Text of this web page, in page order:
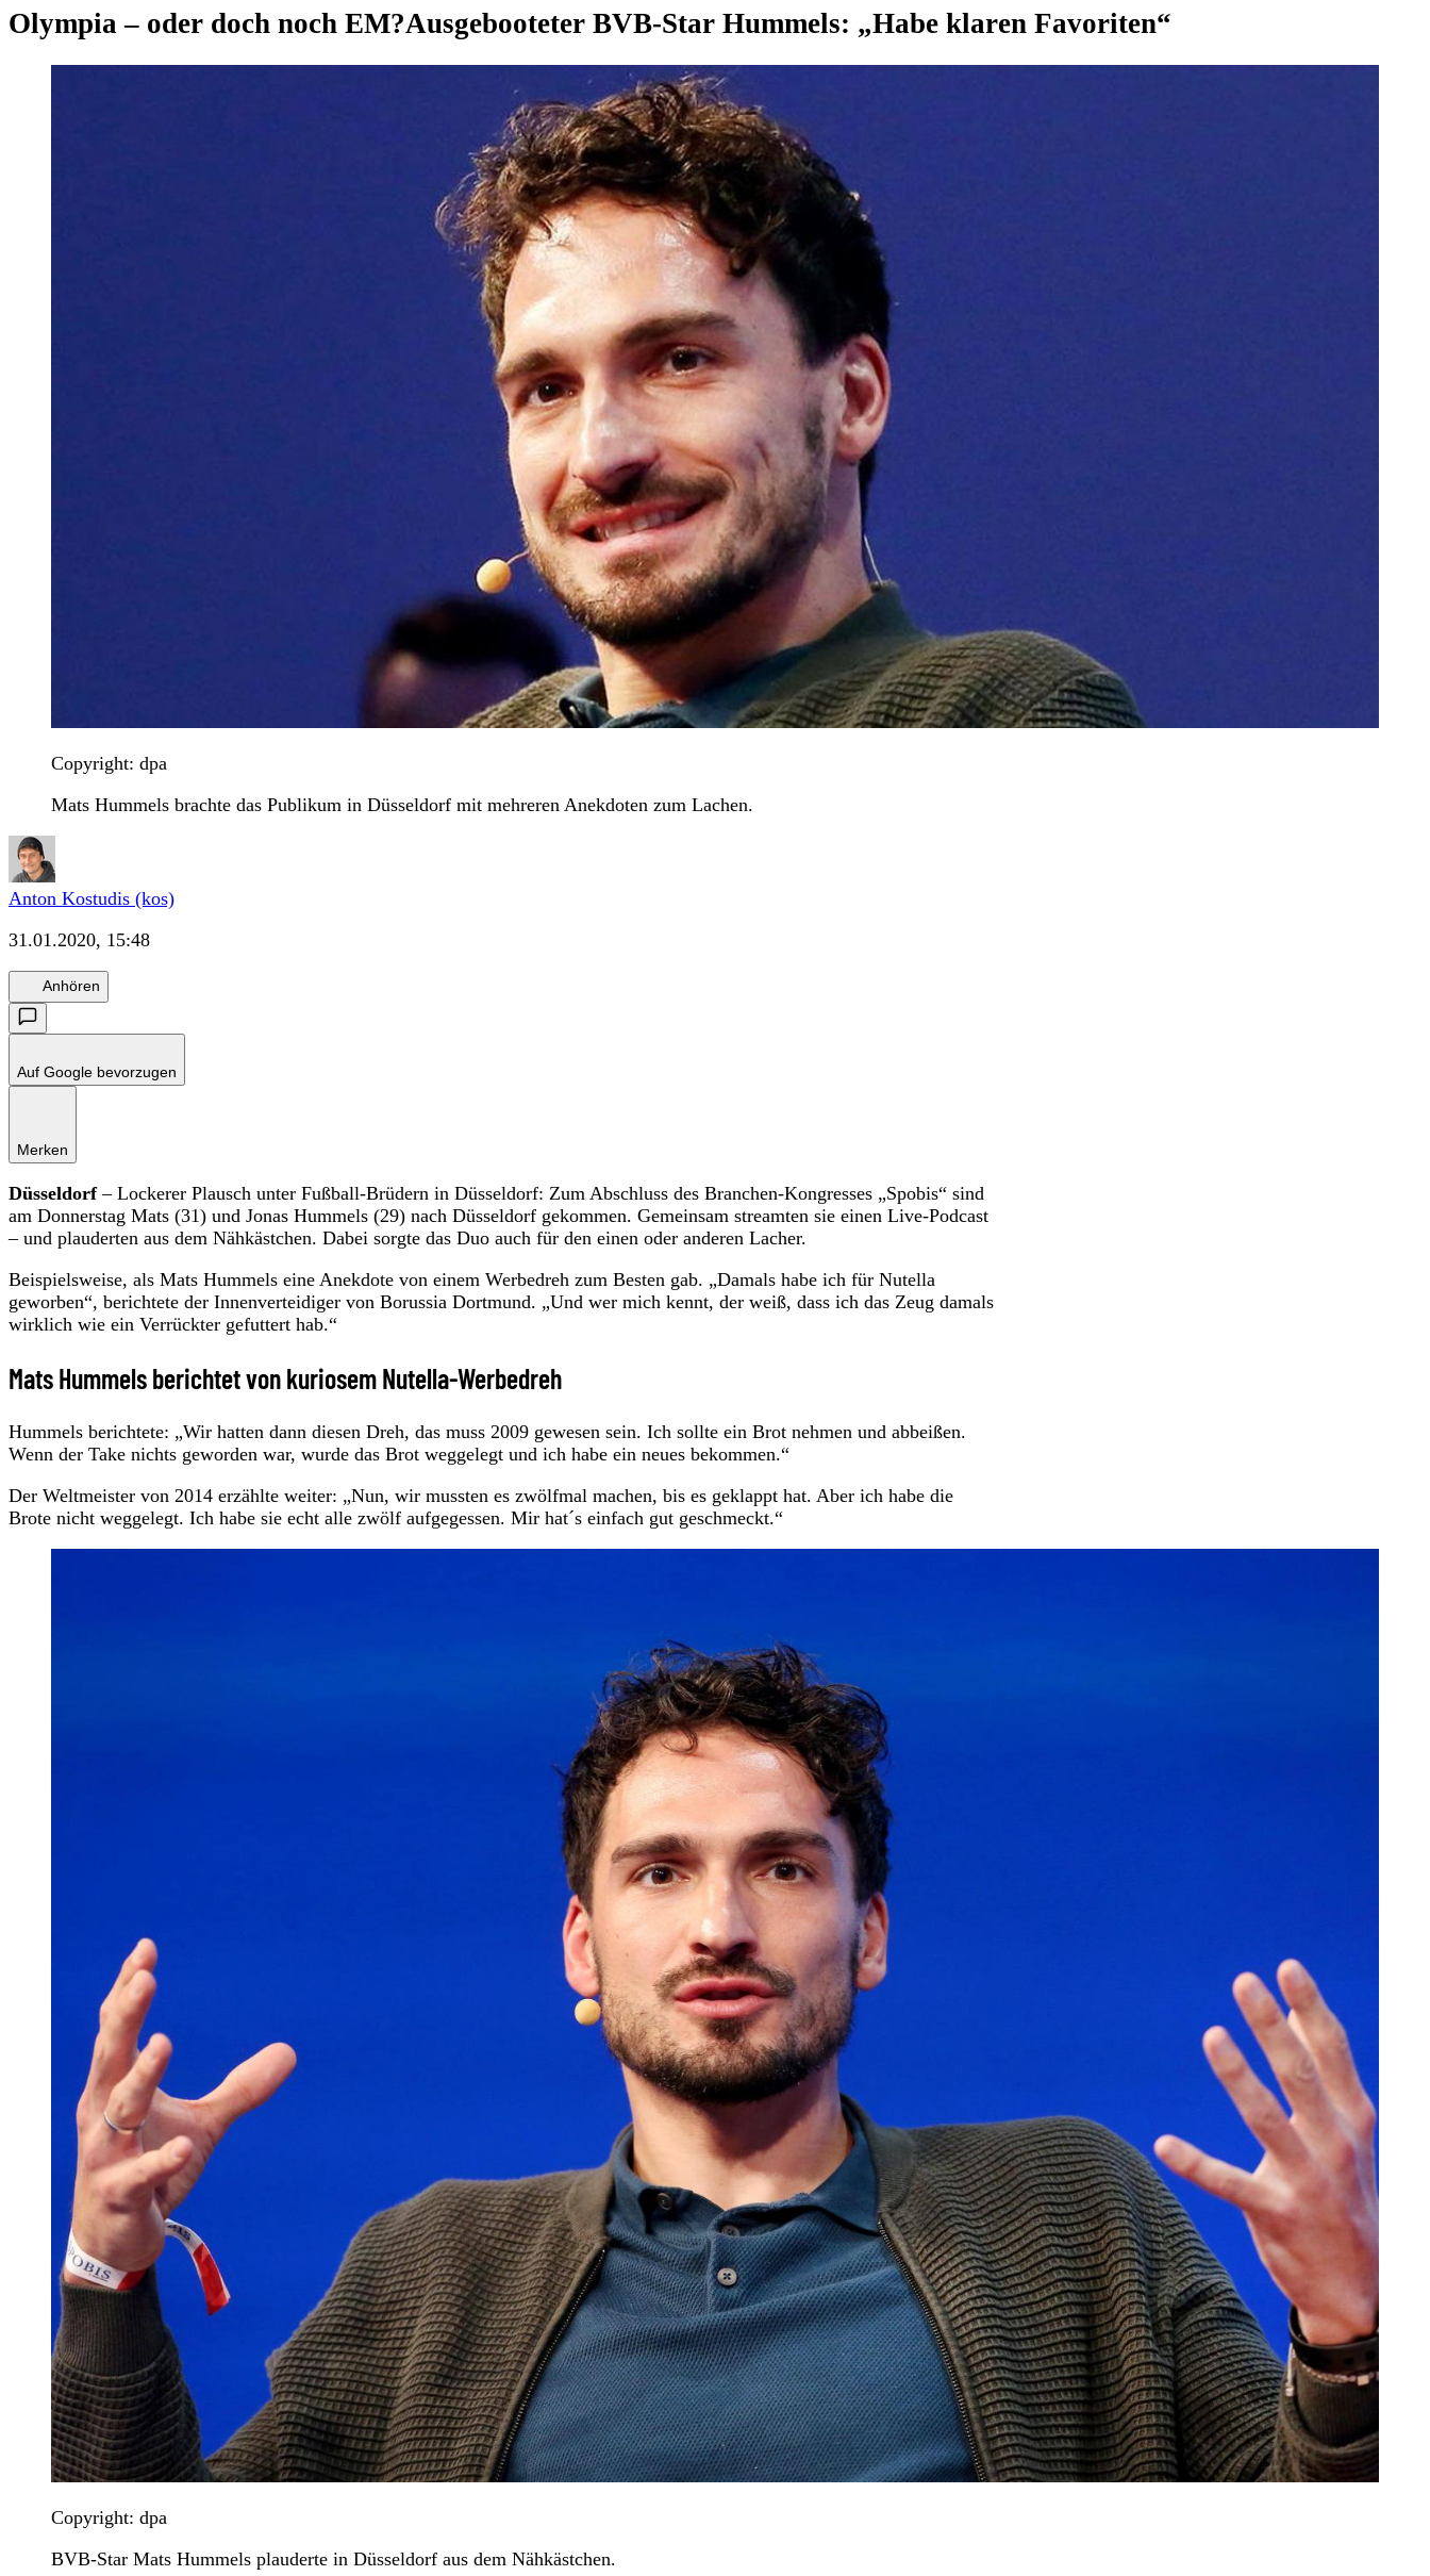
Olympia – oder doch noch EM?Ausgebooteter BVB-Star Hummels: „Habe klaren Favoriten“
Copyright: dpa
Mats Hummels brachte das Publikum in Düsseldorf mit mehreren Anekdoten zum Lachen.
Anton Kostudis (kos)
31.01.2020, 15:48
Anhören
Auf Google bevorzugen
Merken
Düsseldorf– Lockerer Plausch unter Fußball-Brüdern in Düsseldorf: Zum Abschluss des Branchen-Kongresses „Spobis“ sind
am Donnerstag Mats (31) und Jonas Hummels (29) nach Düsseldorf gekommen. Gemeinsam streamten sie einen Live-Podcast
– und plauderten aus dem Nähkästchen. Dabei sorgte das Duo auch für den einen oder anderen Lacher.
Beispielsweise, als Mats Hummels eine Anekdote von einem Werbedreh zum Besten gab. „Damals habe ich für Nutella
geworben“, berichtete der Innenverteidiger von Borussia Dortmund. „Und wer mich kennt, der weiß, dass ich das Zeug damals
wirklich wie ein Verrückter gefuttert hab.“
Mats Hummels berichtet von kuriosem Nutella-Werbedreh
Hummels berichtete: „Wir hatten dann diesen Dreh, das muss 2009 gewesen sein. Ich sollte ein Brot nehmen und abbeißen.
Wenn der Take nichts geworden war, wurde das Brot weggelegt und ich habe ein neues bekommen.“
Der Weltmeister von 2014 erzählte weiter: „Nun, wir mussten es zwölfmal machen, bis es geklappt hat. Aber ich habe die
Brote nicht weggelegt. Ich habe sie echt alle zwölf aufgegessen. Mir hat´s einfach gut geschmeckt.“
Copyright: dpa
BVB-Star Mats Hummels plauderte in Düsseldorf aus dem Nähkästchen.